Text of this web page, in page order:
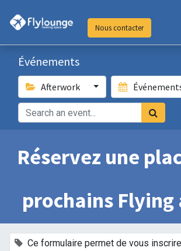
Nous contacter
Événements
Afterwork
Réservez une
prochains Flying
Ce formulaire permet de vous